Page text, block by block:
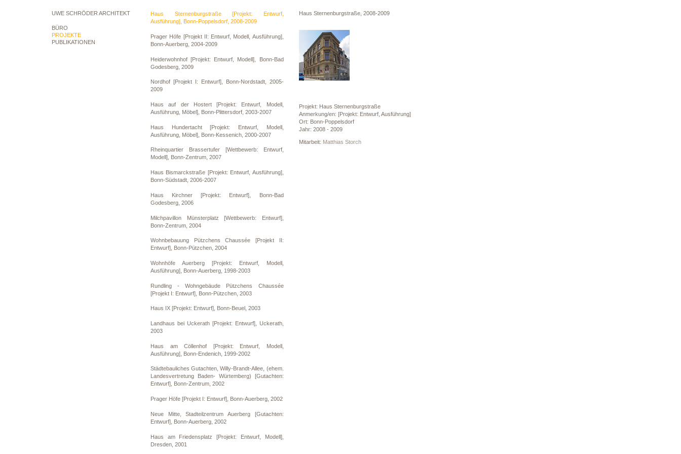
UWE SCHRÖDER ARCHITEKT
BÜRO
PROJEKTE
PUBLIKATIONEN
Haus Sternenburgstraße [Projekt: Entwurf,
Ausführung], Bonn-Poppelsdorf, 2008-2009
Prager Höfe [Projekt II: Entwurf, Modell, Ausführung],
Bonn-Auerberg, 2004-2009
Heiderwohnhof [Projekt: Entwurf, Modell], Bonn-Bad
Godesberg, 2009
Nordhof [Projekt I: Entwurf], Bonn-Nordstadt, 2005-
2009
Haus auf der Hostert [Projekt: Entwurf, Modell,
Ausführung, Möbel], Bonn-Plittersdorf, 2003-2007
Haus Hundertacht [Projekt: Entwurf, Modell,
Ausführung, Möbel], Bonn-Kessenich, 2000-2007
Rheinquartier Brassertufer [Wettbewerb: Entwurf,
Modell], Bonn-Zentrum, 2007
Haus Bismarckstraße [Projekt: Entwurf, Ausführung],
Bonn-Südstadt, 2006-2007
Haus Kirchner [Projekt: Entwurf], Bonn-Bad
Godesberg, 2006
Milchpavillon Münsterplatz [Wettbewerb: Entwurf],
Bonn-Zentrum, 2004
Wohnbebauung Pützchens Chaussée [Projekt II:
Entwurf], Bonn-Pützchen, 2004
Wohnhöfe Auerberg [Projekt: Entwurf, Modell,
Ausführung], Bonn-Auerberg, 1998-2003
Rundling - Wohngebäude Pützchens Chaussée
[Projekt I: Entwurf], Bonn-Pützchen, 2003
Haus IX [Projekt: Entwurf], Bonn-Beuel, 2003
Landhaus bei Uckerath [Projekt: Entwurf], Uckerath,
2003
Haus am Cöllenhof [Projekt: Entwurf, Modell,
Ausführung], Bonn-Endenich, 1999-2002
Städtebauliches Gutachten, Willy-Brandt-Allee, (ehem.
Landesvertretung Baden- Würtemberg) [Gutachten:
Entwurf], Bonn-Zentrum, 2002
Prager Höfe [Projekt I: Entwurf], Bonn-Auerberg, 2002
Neue Mitte, Stadteilzentrum Auerberg [Gutachten:
Entwurf], Bonn-Auerberg, 2002
Haus am Friedensplatz [Projekt: Entwurf, Modell],
Dresden, 2001
Haus Sternenburgstraße, 2008-2009
Projekt: Haus Sternenburgstraße
Anmerkung/en: [Projekt: Entwurf, Ausführung]
Ort: Bonn-Poppelsdorf
Jahr: 2008 - 2009
Mitarbeit: Matthias Storch